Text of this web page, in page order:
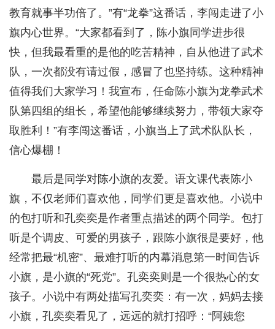
教育就事半功倍了。”有“龙拳”这番话，李闯走进了小
旗内心世界。“大家都看到了，陈小旗同学进步很
快，但我最看重的是他的吃苦精神，自从他进了武术
队，一次都没有请过假，感冒了也坚持练。这种精神
值得我们大家学习！我宣布，任命陈小旗为龙拳武术
队第四组的组长，希望他能够继续努力，带领大家夺
取胜利！”有李闯这番话，小旗当上了武术队队长，
信心爆棚！
最后是同学对陈小旗的友爱。语文课代表陈小
旗，不仅老师们喜欢他，同学们更是喜欢他。小说中
的包打听和孔奕奕是作者重点描述的两个同学。包打
听是个调皮、可爱的男孩子，跟陈小旗很是要好，他
经常把最“机密”、最难打听的内幕消息第一时间告诉
小旗，是小旗的“死党”。孔奕奕则是一个很热心的女
孩子。小说中有两处描写孔奕奕：有一次，妈妈去接
小旗，孔奕奕看见了，远远的就打招呼：“阿姨您